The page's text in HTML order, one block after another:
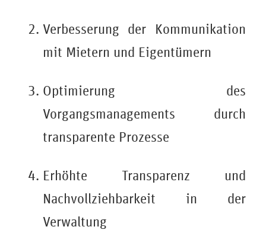
Verbesserung der Kommunikation
mit Mietern und Eigentümern
Optimierung des
Vorgangsmanagements durch
transparente Prozesse
Erhöhte Transparenz und
Nachvollziehbarkeit in der
Verwaltung